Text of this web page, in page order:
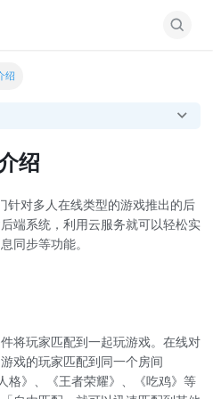
绍
绍
针对多人在线类型的游戏推出的后
端系统，利用云服务就可以轻松实
同步等功能。
将玩家匹配到一起玩游戏。在线对
戏的玩家匹配到同一个房间
格》、《王者荣耀》、《吃鸡》等